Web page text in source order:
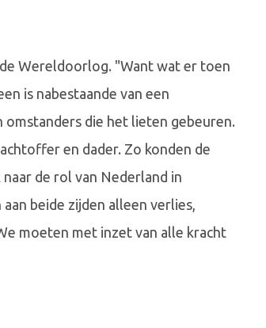
Wereldoorlog. "Want wat er toen
is nabestaande van een
die het lieten gebeuren.
en dader. Zo konden de
de rol van Nederland in
beide zijden alleen verlies,
moeten met inzet van alle kracht